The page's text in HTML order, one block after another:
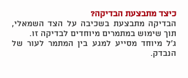
כיצד מתבצעת הבדיקה?
הבדיקה מתבצעת בשכיבה על הצד השמאלי,
תוך שימוש במתמרים מיוחדים לבדיקה זו.
ג'ל מיוחד מסייע למגע בין המתמר לעור של
הנבדק.